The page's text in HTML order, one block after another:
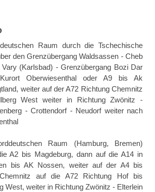
Raum durch die Tschechische
den Grenzübergang Waldsassen - Cheb
(Karlsbad) - Grenzübergang Bozi Dar
Oberwiesenthal oder A9 bis Ak
weiter auf der A72 Richtung Chemnitz
West weiter in Richtung Zwönitz -
- Crottendorf - Neudorf weiter nach
Raum (Hamburg, Bremen)
A2 bis Magdeburg, dann auf die A14 in
bis AK Nossen, weiter auf der A4 bis
auf die A72 Richtung Hof bis
West, weiter in Richtung Zwönitz - Elterlein